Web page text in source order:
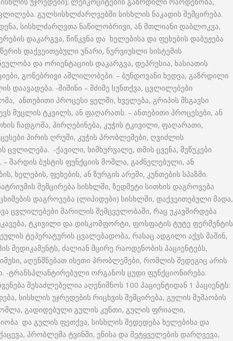
გულსისხლძარღვებში სისხლის ნაკადის შემცირება.
სისხლძარღვთა ნაწილობრივი, ან მთლიანი დაბლოკვა,
დაკარგვა, წიწკვნა და ხელებისა და ფეხების დაბუჟება
დაქვეითებული უნარი, ნერვიუსლი სისტემის
და ორიენტაციის დაკარგვა, დეპრესია, ხასიათის
გონებრივი აშლილობები. – ბუნდოვანი ხედვა, გაზრდილი
დაავადება. -შიშინი – მძიმე სუნთქვა, ცვლილებები
ანთებითი პროცესი ყელში, ხველება, გრიპის მსგავსი
მუცლის ტკვილს, ან ფაღარათს. – ანთებითი პროცესები, ან
ჩადგომა, პირღებინება, კუჭის ტკივილი, ფაღარათი,
პირის ღრუში, კუჭის პრობლემები, ღვიძლის
ცვლილება. -ქავილი, სიმხურვალე, თმის ცვენა, მუწუკები
შარდის ბუსტის ფუნქციის მოშლა, გაძნელებული, ან
ხელების, ფეხების, ან ზურგის არეში, კუნთების სპაზმი.
შემცირება სისხლში, ზედმეტი სითხის დაგროვება
დაგროვება (ლიპიდები) სისხლში, დაქვეითებული მადა,
ცვლილებები მარილის შემცველობაში, რაც უკავშირდება
ტკივილი და დისკომფორტი, ფოსფატის ტუტე ფერმენტის
ტეპერატურის ცვალებადობა, რასაც ადგილი აქვს მაშინ,
მედიკამენტს, ძალიან მცირე რაოდენობის პაციენტებს,
აღენშნებათ ისეთი პრობლემები, რომლის შედეგიც არის
-ტრანსპლანტირებული ორგანოს ცუდი ფუნქციონირება.
შესაძლებელია აღენიშნოს 100 პაციენტიდან 1 პაციენტს:
სისხლის უჯრედების რიცხვის შემცირება, გულის მუშაობის
გადიდებული გულის კუნთი, გულის ფრიალი,
და გულის ფეთქვა, სისხლის შედედება ხელებისა და
პრობლემა ტვინში, ენისა და მეტყველების დარღვევა,